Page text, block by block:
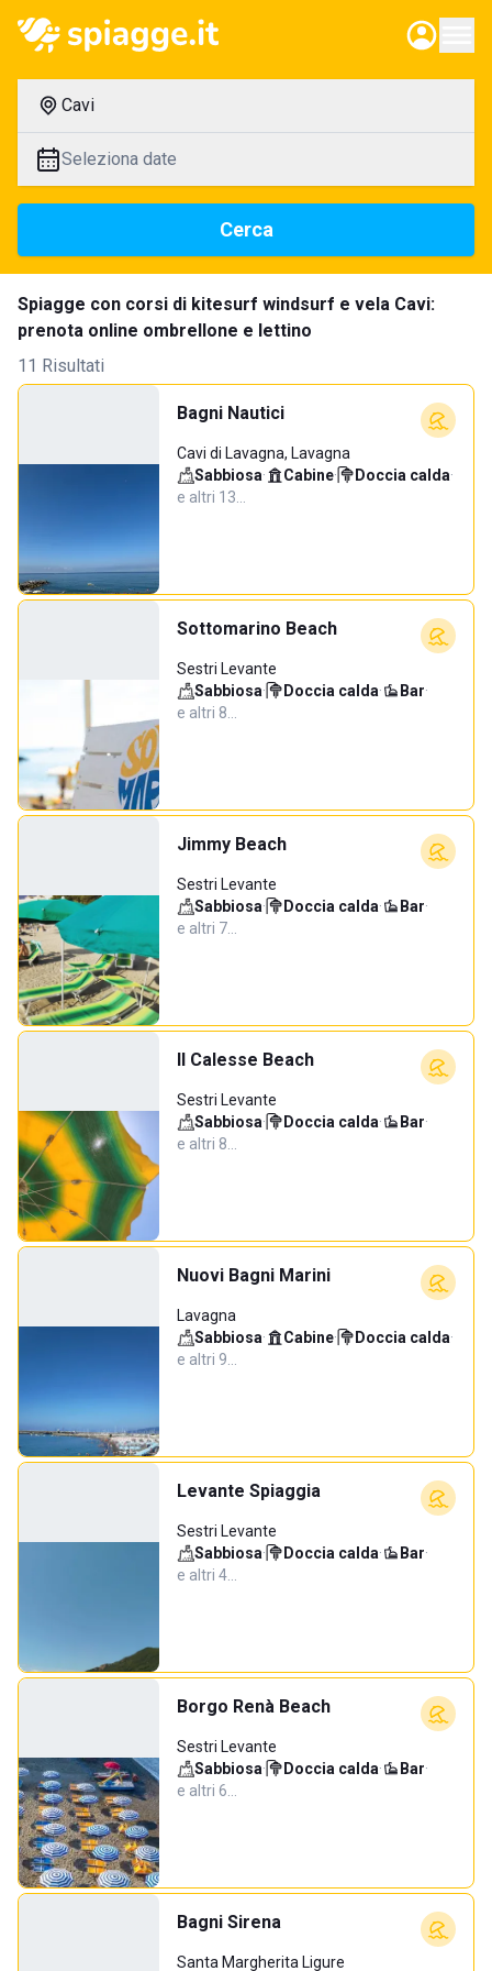
Cavi
Seleziona date
Cerca
Spiagge con corsi di kitesurf windsurf e vela Cavi:
prenota online ombrellone e lettino
11 Risultati
Bagni Nautici
Cavi di Lavagna, Lavagna
Sabbiosa· Cabine· Doccia calda·
e altri 13…
Sottomarino Beach
Sestri Levante
Sabbiosa· Doccia calda· Bar·
e altri 8…
Jimmy Beach
Sestri Levante
Sabbiosa· Doccia calda· Bar·
e altri 7…
Il Calesse Beach
Sestri Levante
Sabbiosa· Doccia calda· Bar·
e altri 8…
Nuovi Bagni Marini
Lavagna
Sabbiosa· Cabine· Doccia calda·
e altri 9…
Levante Spiaggia
Sestri Levante
Sabbiosa· Doccia calda· Bar·
e altri 4…
Borgo Renà Beach
Sestri Levante
Sabbiosa· Doccia calda· Bar·
e altri 6…
Bagni Sirena
Santa Margherita Ligure